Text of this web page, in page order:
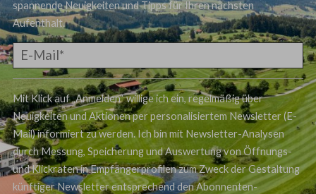
spannende Neuigkeiten und Tipps für Ihren nächsten
Aufenthalt.
Mit Klick auf „Anmelden“ willige ich ein, regelmäßig über
Neuigkeiten und Aktionen per personalisiertem Newsletter (E-
Mail) informiert zu werden. Ich bin mit Newsletter-Analysen
durch Messung, Speicherung und Auswertung von Öffnungs-
und Klickraten in Empfängerprofilen zum Zweck der Gestaltung
künftiger Newsletter entsprechend den Abonnenten-